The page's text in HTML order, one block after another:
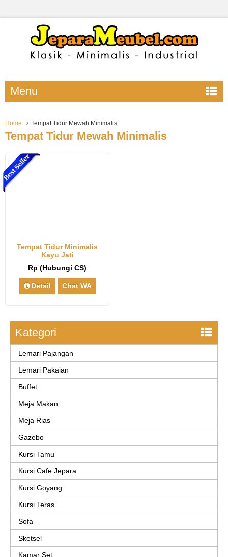
Menu
Home Tempat Tidur Mewah Minimalis
Tempat Tidur Mewah Minimalis
Tempat Tidur Minimalis
Kayu Jati
Rp (Hubungi CS)
Detail Chat WA
Kategori
Lemari Pajangan
Lemari Pakaian
Buffet
Meja Makan
Meja Rias
Gazebo
Kursi Tamu
Kursi Cafe Jepara
Kursi Goyang
Kursi Teras
Sofa
Sketsel
Kamar Set